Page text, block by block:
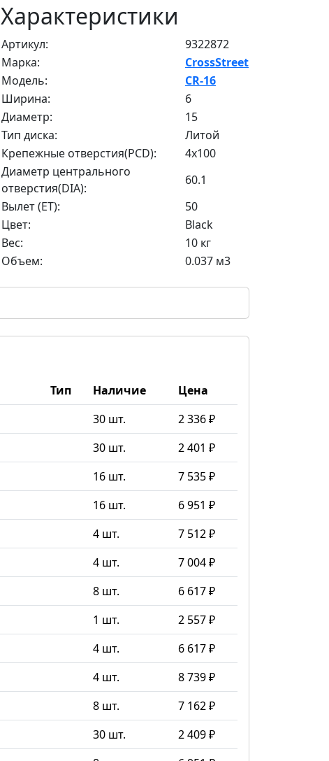
Характеристики
Артикул:
9322872
Марка:
CrossStreet
Модель:
CR-16
Ширина:
6
Диаметр:
15
Тип диска:
Литой
Крепежные отверстия(PCD):
4x100
Диаметр центрального
отверстия(DIA):
60.1
Вылет (ET):
50
Цвет:
Black
Вес:
10 кг
Объем:
0.037 м3
Тип Наличие
Цена
30 шт.
2 336 ₽
30 шт.
2 401 ₽
16 шт.
7 535 ₽
16 шт.
6 951 ₽
4 шт.
7 512 ₽
4 шт.
7 004 ₽
8 шт.
6 617 ₽
1 шт.
2 557 ₽
4 шт.
6 617 ₽
4 шт.
8 739 ₽
8 шт.
7 162 ₽
30 шт.
2 409 ₽